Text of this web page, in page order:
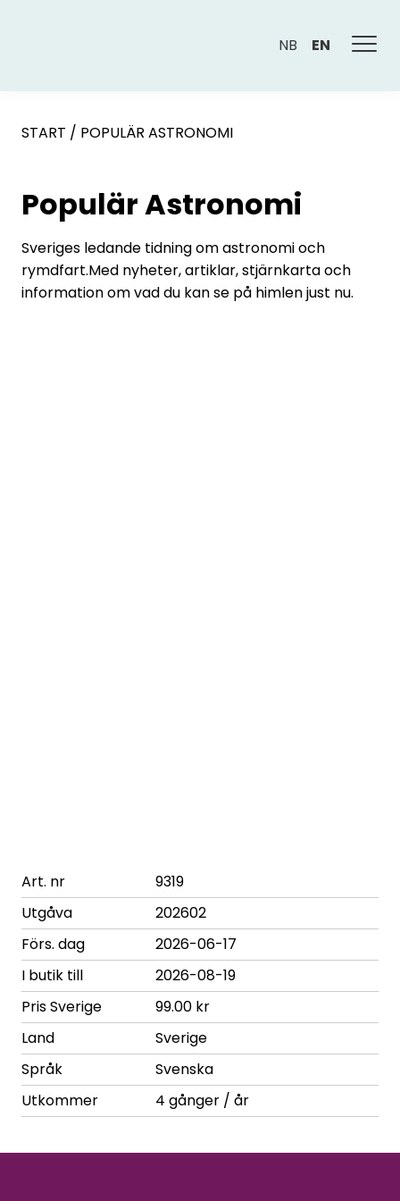
NB EN
START / POPULÄR ASTRONOMI
Populär Astronomi
Sveriges ledande tidning om astronomi och
rymdfart.Med nyheter, artiklar, stjärnkarta och
information om vad du kan se på himlen just nu.
Art. nr
9319
Utgåva
202602
Förs. dag
2026-06-17
I butik till
2026-08-19
Pris Sverige
99.00 kr
Land
Sverige
Språk
Svenska
Utkommer
4 gånger / år